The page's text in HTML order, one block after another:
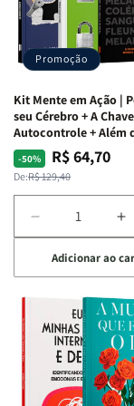
Vício
Agradar
a
Todos
+
Raiz
da
Rejeição
Insatisfação.
+
O
Promoção
Kit Mente em Ação |
seu Cérebro + A
Autocontrole + Além
Temperamentos
-50%
Preço
normal
De:R$ 129,40
Preço
promocional
R$ 64,70
Diminuir
a
quantidade
de
Mente
em
Ação
Potencialize
a
em
|
Adicionar ao